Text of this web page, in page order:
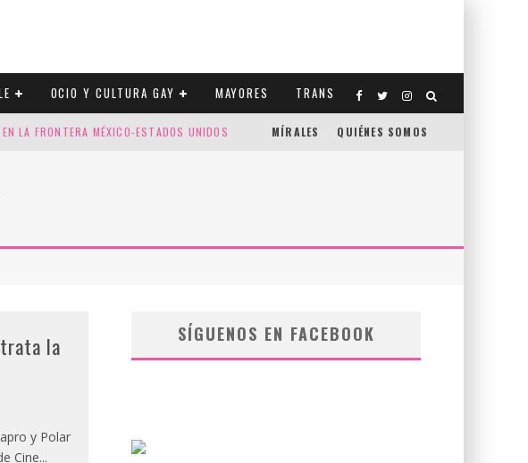
OCIO Y CULTURA GAY MAYORES TRANS
LA FRONTERA MÉXICO-ESTADOS UNIDOS MÍRALES QUIÉNES SOMOS
la
y Polar
Cine...
SÍGUENOS EN FACEBOOK